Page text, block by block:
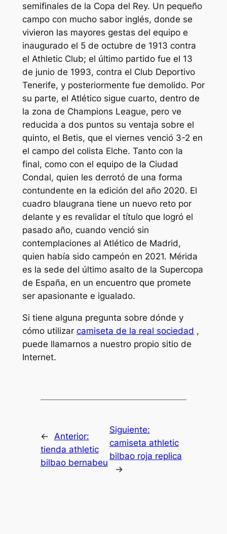
semifinales de la Copa del Rey. Un pequeño
campo con mucho sabor inglés, donde se
vivieron las mayores gestas del equipo e
inaugurado el 5 de octubre de 1913 contra
el Athletic Club; el último partido fue el 13
de junio de 1993, contra el Club Deportivo
Tenerife, y posteriormente fue demolido. Por
su parte, el Atlético sigue cuarto, dentro de
la zona de Champions League, pero ve
reducida a dos puntos su ventaja sobre el
quinto, el Betis, que el viernes venció 3-2 en
el campo del colista Elche. Tanto con la
final, como con el equipo de la Ciudad
Condal, quien les derrotó de una forma
contundente en la edición del año 2020. El
cuadro blaugrana tiene un nuevo reto por
delante y es revalidar el título que logró el
pasado año, cuando venció sin
contemplaciones al Atlético de Madrid,
quien había sido campeón en 2021. Mérida
es la sede del último asalto de la Supercopa
de España, en un encuentro que promete
ser apasionante e igualado.
Si tiene alguna pregunta sobre dónde y
cómo utilizar camiseta de la real sociedad ,
puede llamarnos a nuestro propio sitio de
Internet.
←
Anterior:
tienda athletic
bilbao bernabeu
Siguiente:
camiseta athletic
bilbao roja replica
→